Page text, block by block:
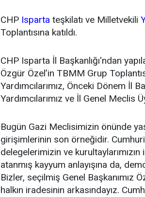
CHP Isparta teşkilatı ve Milletvekili
Toplantısına katıldı.
CHP Isparta İl Başkanlığı'ndan
Özgür Özel’in TBMM Grup
Yardımcılarımız, Önceki Dönem İl
Yardımcılarımız ve İl Genel Meclis
Bugün Gazi Meclisimizin önünde
girişimlerinin son örneğidir.
delegelerimizin ve
atanmış kayyum anlayışına da,
Bizler, seçilmiş Genel Başkanımız
halkın iradesinin arkasındayız.